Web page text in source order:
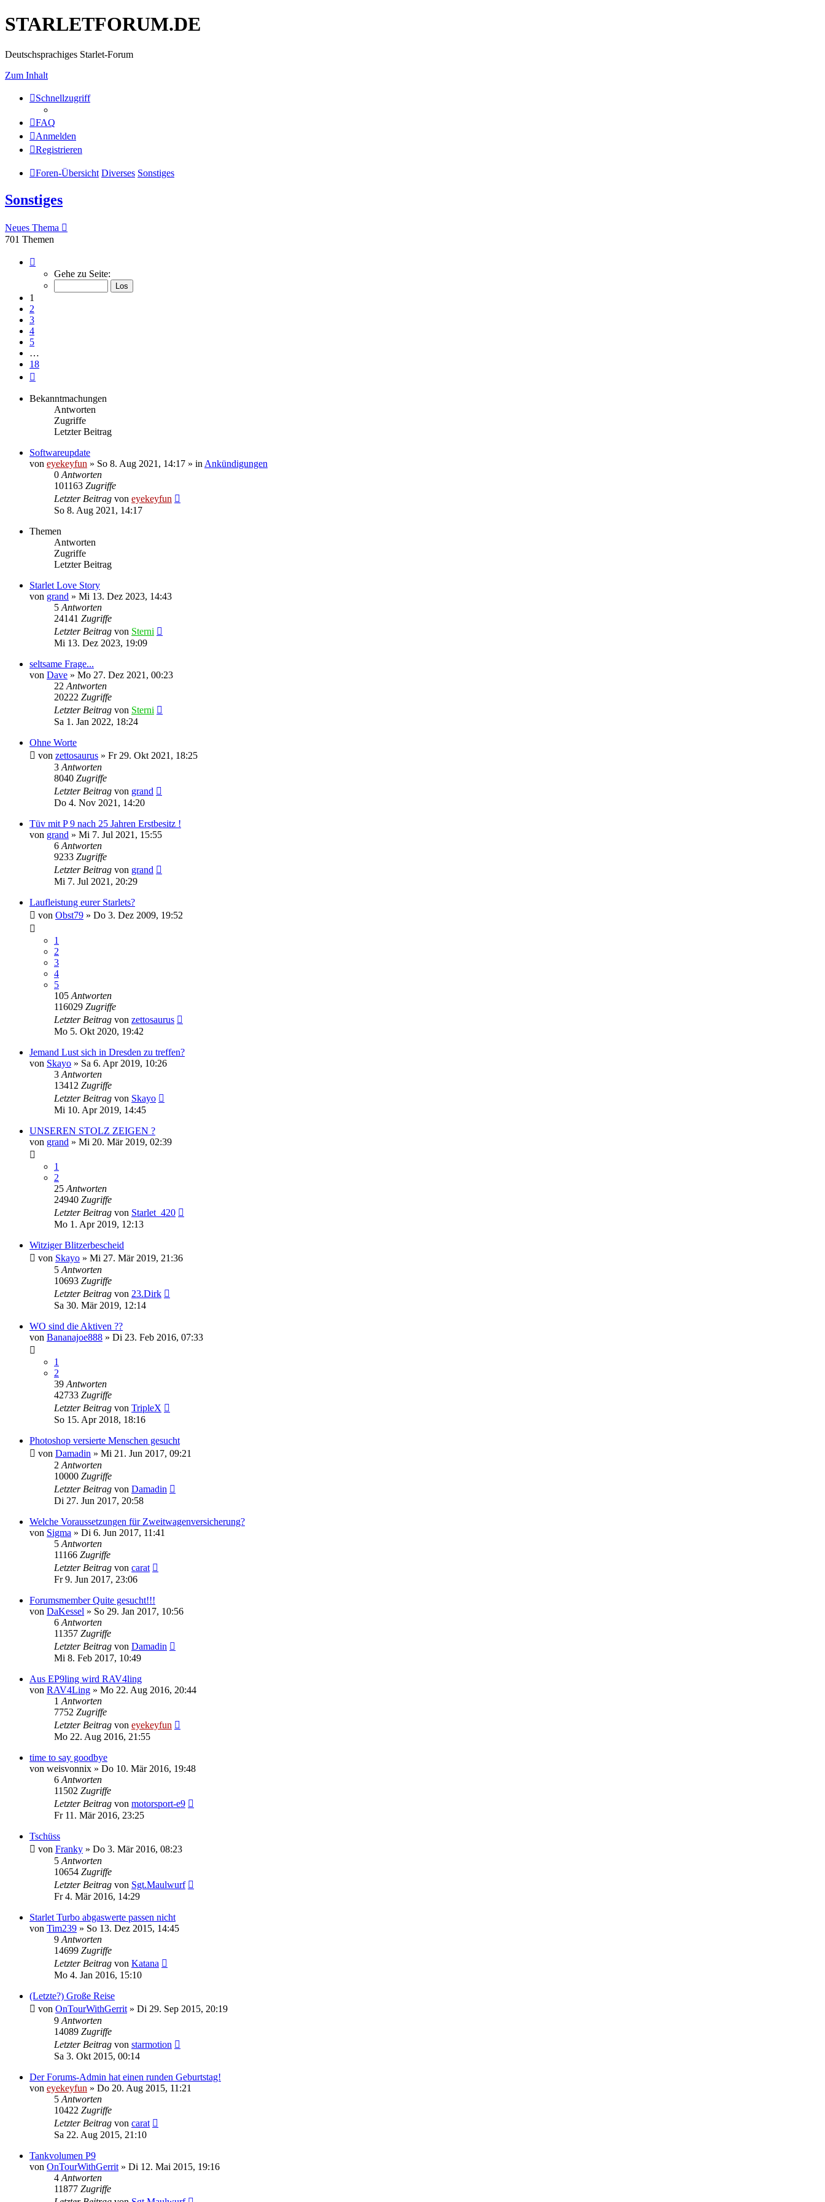
STARLETFORUM.DE
Deutschsprachiges Starlet-Forum
Zum Inhalt
Schnellzugriff
FAQ
Anmelden
Registrieren
Foren-Übersicht Diverses Sonstiges
Sonstiges
Neues Thema
701 Themen
von
Gehe zu Seite:
1
2
3
4
5
…
18
Bekanntmachungen
Antworten
Zugriffe
Letzter Beitrag
Softwareupdate
von eyekeyfun » So 8. Aug 2021, 14:17 » in Ankündigungen
0 Antworten
101163 Zugriffe
Letzter Beitrag von eyekeyfun
So 8. Aug 2021, 14:17
Themen
Antworten
Zugriffe
Letzter Beitrag
Starlet Love Story
von grand » Mi 13. Dez 2023, 14:43
5 Antworten
24141 Zugriffe
Letzter Beitrag von Sterni
Mi 13. Dez 2023, 19:09
seltsame Frage...
von Dave » Mo 27. Dez 2021, 00:23
22 Antworten
20222 Zugriffe
Letzter Beitrag von Sterni
Sa 1. Jan 2022, 18:24
Ohne Worte
von zettosaurus » Fr 29. Okt 2021, 18:25
3 Antworten
8040 Zugriffe
Letzter Beitrag von grand
Do 4. Nov 2021, 14:20
Tüv mit P 9 nach 25 Jahren Erstbesitz !
von grand » Mi 7. Jul 2021, 15:55
6 Antworten
9233 Zugriffe
Letzter Beitrag von grand
Mi 7. Jul 2021, 20:29
Laufleistung eurer Starlets?
von Obst79 » Do 3. Dez 2009, 19:52
1
2
3
4
5
105 Antworten
116029 Zugriffe
Letzter Beitrag von zettosaurus
Mo 5. Okt 2020, 19:42
Jemand Lust sich in Dresden zu treffen?
von Skayo » Sa 6. Apr 2019, 10:26
3 Antworten
13412 Zugriffe
Letzter Beitrag von Skayo
Mi 10. Apr 2019, 14:45
UNSEREN STOLZ ZEIGEN ?
von grand » Mi 20. Mär 2019, 02:39
1
2
25 Antworten
24940 Zugriffe
Letzter Beitrag von Starlet_420
Mo 1. Apr 2019, 12:13
Witziger Blitzerbescheid
von Skayo » Mi 27. Mär 2019, 21:36
5 Antworten
10693 Zugriffe
Letzter Beitrag von 23.Dirk
Sa 30. Mär 2019, 12:14
WO sind die Aktiven ??
von Bananajoe888 » Di 23. Feb 2016, 07:33
1
2
39 Antworten
42733 Zugriffe
Letzter Beitrag von TripleX
So 15. Apr 2018, 18:16
Photoshop versierte Menschen gesucht
von Damadin » Mi 21. Jun 2017, 09:21
2 Antworten
10000 Zugriffe
Letzter Beitrag von Damadin
Di 27. Jun 2017, 20:58
Welche Voraussetzungen für Zweitwagenversicherung?
von Sigma » Di 6. Jun 2017, 11:41
5 Antworten
11166 Zugriffe
Letzter Beitrag von carat
Fr 9. Jun 2017, 23:06
Forumsmember Quite gesucht!!!
von DaKessel » So 29. Jan 2017, 10:56
6 Antworten
11357 Zugriffe
Letzter Beitrag von Damadin
Mi 8. Feb 2017, 10:49
Aus EP9ling wird RAV4ling
von RAV4Ling » Mo 22. Aug 2016, 20:44
1 Antworten
7752 Zugriffe
Letzter Beitrag von eyekeyfun
Mo 22. Aug 2016, 21:55
time to say goodbye
von weisvonnix » Do 10. Mär 2016, 19:48
6 Antworten
11502 Zugriffe
Letzter Beitrag von motorsport-e9
Fr 11. Mär 2016, 23:25
Tschüss
von Franky » Do 3. Mär 2016, 08:23
5 Antworten
10654 Zugriffe
Letzter Beitrag von Sgt.Maulwurf
Fr 4. Mär 2016, 14:29
Starlet Turbo abgaswerte passen nicht
von Tim239 » So 13. Dez 2015, 14:45
9 Antworten
14699 Zugriffe
Letzter Beitrag von Katana
Mo 4. Jan 2016, 15:10
(Letzte?) Große Reise
von OnTourWithGerrit » Di 29. Sep 2015, 20:19
9 Antworten
14089 Zugriffe
Letzter Beitrag von starmotion
Sa 3. Okt 2015, 00:14
Der Forums-Admin hat einen runden Geburtstag!
von eyekeyfun » Do 20. Aug 2015, 11:21
5 Antworten
10422 Zugriffe
Letzter Beitrag von carat
Sa 22. Aug 2015, 21:10
Tankvolumen P9
von OnTourWithGerrit » Di 12. Mai 2015, 19:16
4 Antworten
11877 Zugriffe